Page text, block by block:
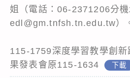
姐（電話：06-2371206分機
edl@gm.tnfsh.tn.edu.tw）
115-1759深度學習教學創
果發表會原115-1634
下載